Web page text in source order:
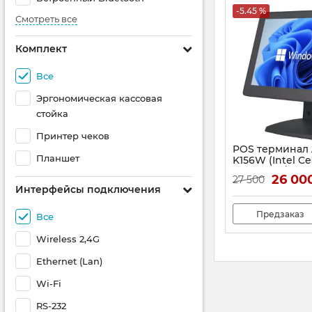
Смотреть все
Комплект
Все
Эргономическая кассовая
стойка
Принтер чеков
Планшет
Интерфейсы подключения
Все
Wireless 2,4G
Ethernet (Lan)
Wi-Fi
RS-232
-5.45 %
POS терминал
K156W (Intel
8Гб DDR4/SSD
Артикул: 1064
27 500 26
Предзаказ